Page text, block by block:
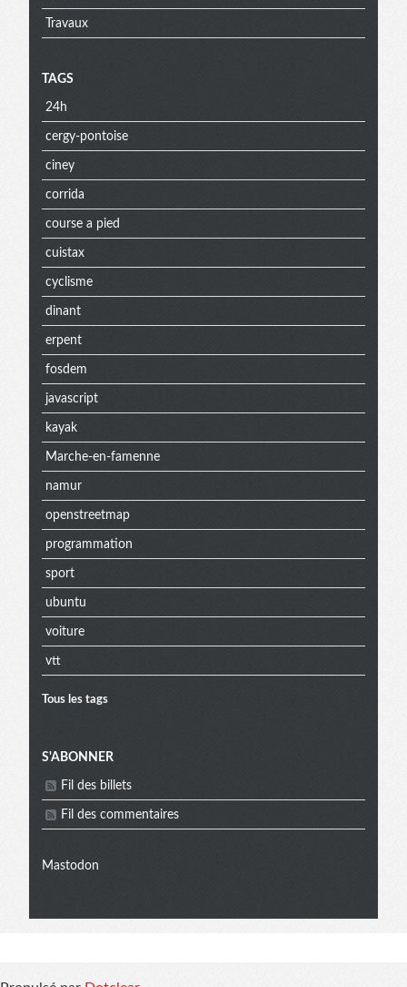
Travaux
TAGS
24h
cergy-pontoise
ciney
corrida
course a pied
cuistax
cyclisme
dinant
erpent
fosdem
javascript
kayak
Marche-en-famenne
namur
openstreetmap
programmation
sport
ubuntu
voiture
vtt
Tous les tags
Menu
extra
S'ABONNER
Fil des billets
Fil des commentaires
Mastodon